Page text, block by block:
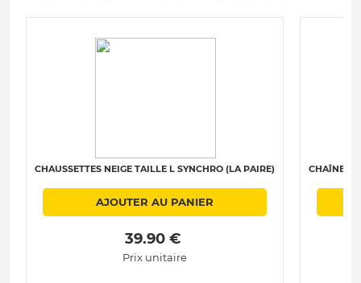
CHAUSSETTES NEIGE TAILLE L SYNCHRO (LA PAIRE)
AJOUTER AU PANIER
39.90 €
Prix unitaire
CHAÎNES